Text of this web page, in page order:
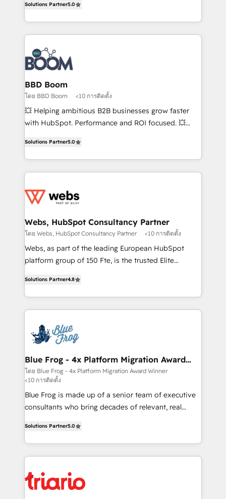
customer engagement.
measurable, scalable growth. From onboarding to
enterprise-grade campaigns, our in-house team
builds scalable strategies that drive long-term
revenue. ⚙️ HubSpot Integration & Optimization •
Seamless CRM, CMS, and automation setup •
Complex platform migrations and data cleanups •
Custom APIs and third-party integrations 📈 End-to-
End Revenue Acceleration • Lifecycle marketing and
pipeline growth programs • Sales enablement tools
and CRM optimization • Retention strategies with
Execution • 750+ onboardings and 2,000+
implementations • Deep expertise across marketing,
Solutions Partner5.0
BBD Boom
โดย BBD Boom <10 การติดตั้ง
💥 Helping ambitious B2B businesses grow faster
with HubSpot. Performance and ROI focused. 💥
to HubSpot Better. We work with your teams to
solve all your HubSpot challenges and improve user
adoption, sales process and marketing results.
the first time 🔧 Designing and optimising your
and build using HubSpot 🔌 Integrating HubSpot
with other systems 🎓 Training your teams to be
HubSpot pros 📊 Lead generation services using
HubSpot Why us? - SIX HubSpot Accreditations -
CRM, Solutions Architecture, Onboarding , Data
Migration, Custom Integration & Platform
team of 25+ experts Contact us today to help you
get more from your investment in HubSpot.
Solutions Partner5.0
Webs, HubSpot Consultancy Partner
โดย Webs, HubSpot Consultancy Partner <10 การติดตั้ง
Webs, as part of the leading European HubSpot
platform group of 150 Fte, is the trusted Elite
maximizing EBITDA and achieving Commercial
Excellence. With our targeted processes, we
strengthen your digital transformation and minimize
Implementation partner, we provide expertise to
drive your business forward. Since 2015 we are fully
dedicated to HubSpot and with an experienced
team (50+), we work with reputable companies in
B2B sectors such as manufacturing, SaaS and
business services. We prepare a customized
business case that demonstrates the value and
detailed financial rationale with a focus on ROI and
TCO. As a trusted extension of your team, we
believe in the power of partnership. Together, we
business up for long-term success. Unlock your
business. If not now, when?
Solutions Partner4.8
Blue Frog - 4x Platform Migration Award
Winner
โดย Blue Frog - 4x Platform Migration Award Winner
<10 การติดตั้ง
Blue Frog is made up of a senior team of executive
consultants who bring decades of relevant, real
Frog is a top, trusted partner in HubSpot's
ecosystem for a reason. Their team brings over a
decade of experience to the table, along with deep
for driving growth. They are committed to helping
our customers grow and finding solutions that fit
Solutions Partner5.0